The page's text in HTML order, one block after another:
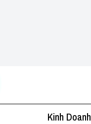
Kinh Doanh